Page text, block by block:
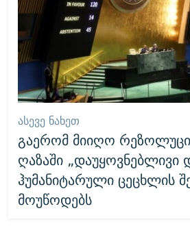
ᲐᲡᲔᲕᲔ ᲜᲐᲮᲔᲗ
გაერომ მიიღო
ღაზაში
ჰუმანიტარული ცეცხლის
მოუწოდებს